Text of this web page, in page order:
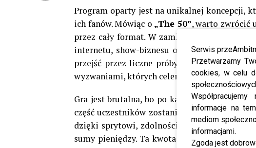
Serwis
Przetwarzamy
cookies, w celu
informacje na
mediom
informacjami.
Zgoda jest
Program oparty jest na unikalnej koncepcji,
ich fanów. Mówiąc o „The 50”, warto zwrócić
przez cały format. W zamkniętym zamku,
internetu, show-biznesu oraz świata mody
przejść przez liczne próby. Na każdym
wyzwaniami, których celem jest zwiększenie
Gra jest brutalna, bo po każdym wyzwaniu
część uczestników zostanie uratowana, a
dzięki sprytowi, zdolnościom strategicznym
sumy pieniędzy. Ta kwota trafi jednak nie do